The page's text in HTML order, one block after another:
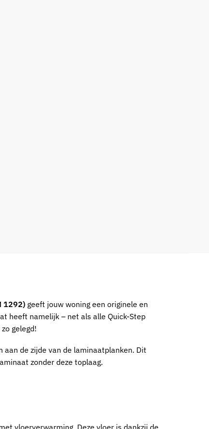
1292) geeft jouw woning een originele en
heeft namelijk – net als alle Quick-Step
gelegd!
aan de zijde van de laminaatplanken. Dit
zonder deze toplaag.
vloerverwarming. Deze vloer is dankzij de